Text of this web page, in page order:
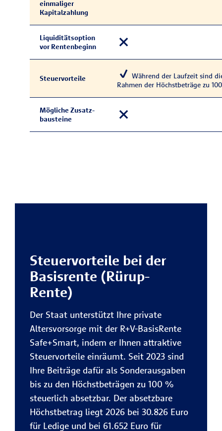
einmaliger
Kapitalzahlung
Liquiditäts­option
vor Renten­beginn
Steuervorteile
Während der Laufzeit sind
Rah­men der Höchst­be­trä­ge zu
Mögliche Zu­satz­
bausteine
Steuervorteile bei der
Basisrente (Rürup-
Rente)
Der Staat unterstützt Ihre private
Altersvorsorge mit der R+V-BasisRente
Safe+Smart, indem er Ihnen attraktive
Steuervorteile einräumt. Seit 2023 sind
Ihre Beiträge dafür als Sonderausgaben
bis zu den Höchstbeträgen zu 100 %
steuerlich absetzbar. Der absetzbare
Höchstbetrag liegt 2026 bei 30.826 Euro
für Ledige und bei 61.652 Euro für